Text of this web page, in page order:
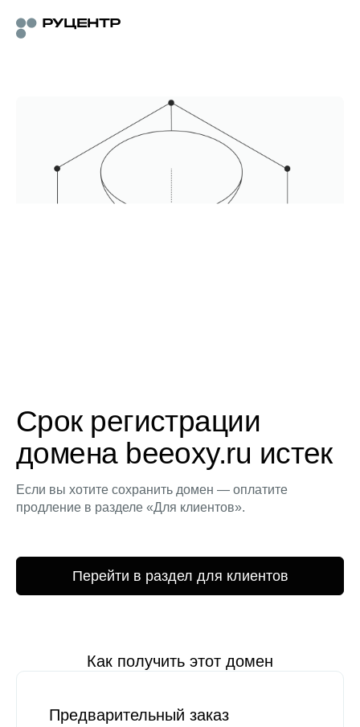
Срок регистрации
домена beeoxy.ru истек
Если вы хотите сохранить домен — оплатите
продление в разделе «Для клиентов».
Перейти в раздел для клиентов
Как получить этот домен
Предварительный заказ